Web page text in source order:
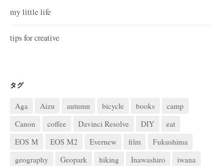
my little life
tips for creative
タグ
Aga Aizu autumn bicycle books
camp
Canon
coffee Davinci Resolve DIY
eat
EOS M
EOS M2 Evernew film
Fukushima
geography
Geopark hiking Inawashiro
iwana